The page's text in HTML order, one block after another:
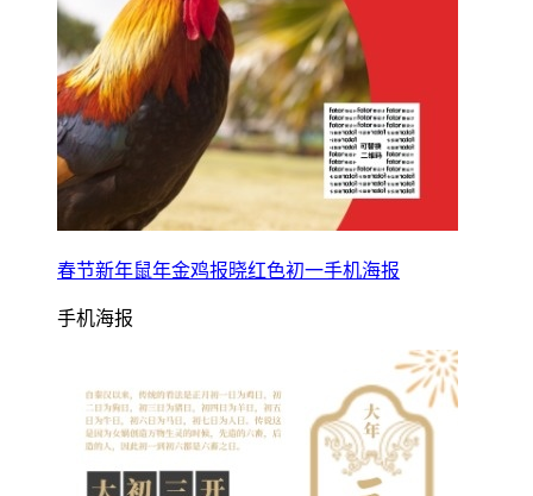
春节新年鼠年金鸡报晓红色初一手机海报
手机海报